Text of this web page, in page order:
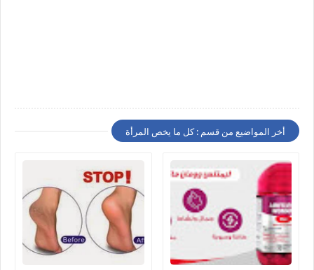
أخر المواضيع من قسم : كل ما يخص المرأة